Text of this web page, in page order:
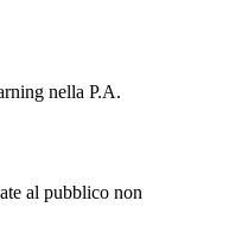
nella P.A.
al pubblico non